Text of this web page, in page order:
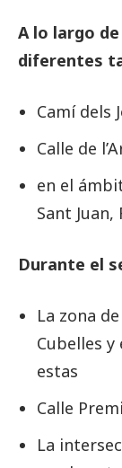
A lo largo
diferentes
Camí dels
Calle de
en el
Sant Juan,
Durante el
La zona
Cubelles
estas
Calle
La